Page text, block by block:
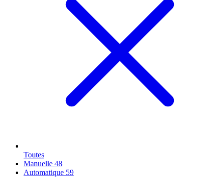
Toutes
Manuelle 48
Automatique 59